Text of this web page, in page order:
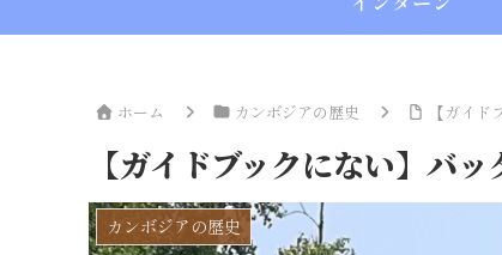
ホーム カンボジアの歴史 【ガイ
【ガイドブックにない】バ
カンボジアの歴史